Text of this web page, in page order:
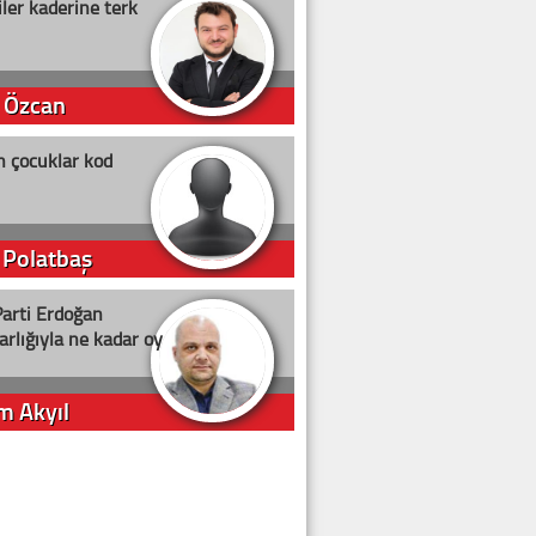
kaderine terk
çocuklar kod
Erdoğan
ne kadar oy
Akyıl